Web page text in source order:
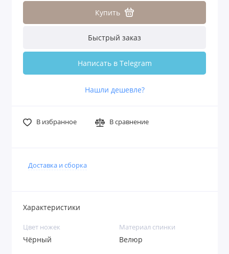
Купить
Быстрый заказ
Написать в Telegram
Нашли дешевле?
В избранное В сравнение
Доставка и сборка
Характеристики
Цвет ножек
Чёрный
Материал спинки
Велюр